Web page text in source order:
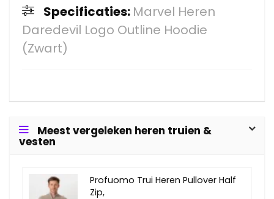
Specificaties: Marvel Heren
Daredevil Logo Outline Hoodie
(Zwart)
Meest vergeleken heren truien &
vesten
Profuomo Trui Heren Pullover Half
Zip,